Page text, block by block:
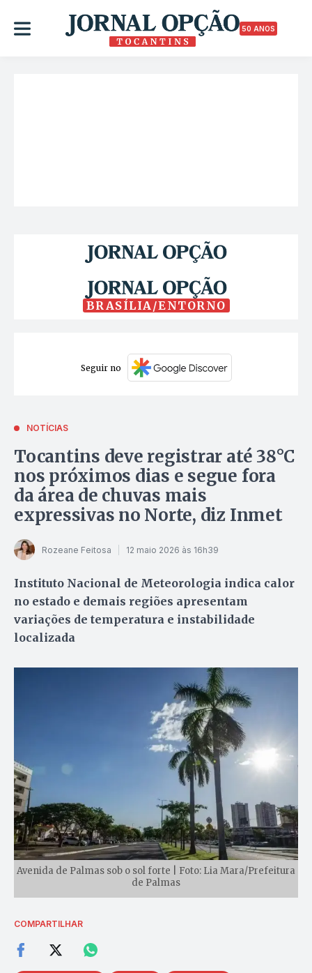
50 ANOS
BRASÍLIA/ENTORNO
Seguir no
NOTÍCIAS
Tocantins deve registrar até 38°C
nos próximos dias e segue fora
da área de chuvas mais
expressivas no Norte, diz Inmet
Rozeane Feitosa 12 maio 2026 às 16h39
Instituto Nacional de Meteorologia indica calor
no estado e demais regiões apresentam
variações de temperatura e instabilidade
localizada
Avenida de Palmas sob o sol forte | Foto: Lia Mara/Prefeitura
de Palmas
COMPARTILHAR